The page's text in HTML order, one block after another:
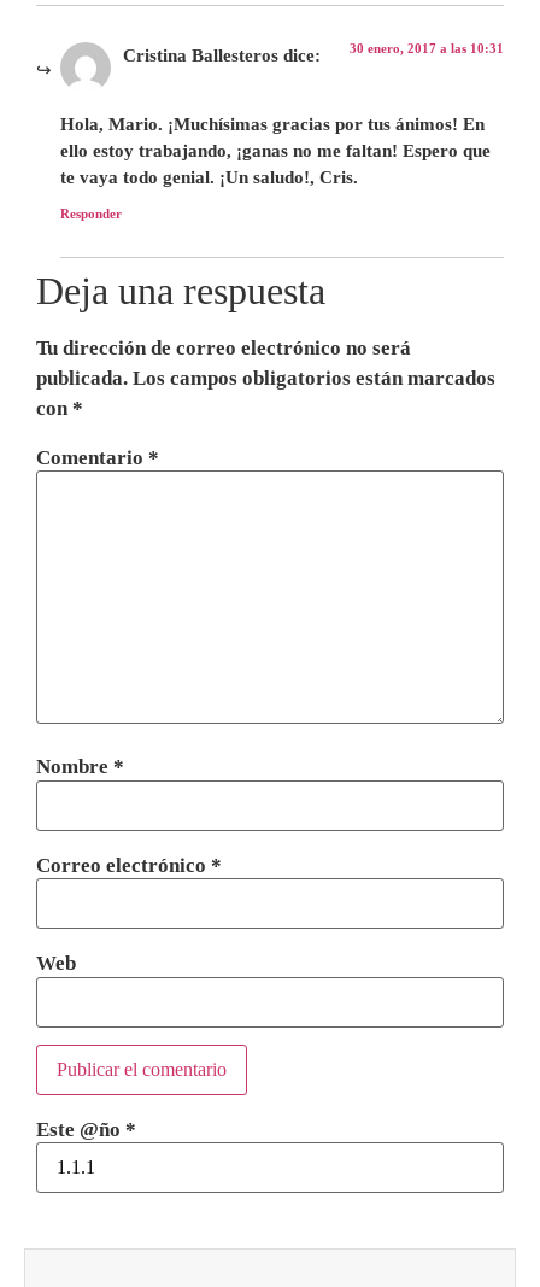
Cristina Ballesteros dice: 30 enero, 2017 a las 10:31
Hola, Mario. ¡Muchísimas gracias por tus ánimos! En
ello estoy trabajando, ¡ganas no me faltan! Espero que
te vaya todo genial. ¡Un saludo!, Cris.
Responder
Deja una respuesta
Tu dirección de correo electrónico no será
publicada. Los campos obligatorios están marcados
con*
Comentario *
Nombre *
Correo electrónico *
Web
Este @ño *